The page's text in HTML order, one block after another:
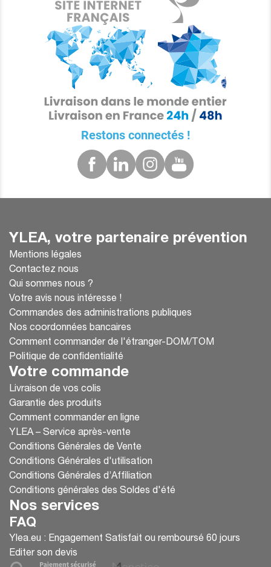
Restons connectés !
YLEA, votre partenaire prévention
Mentions légales
Contactez nous
Qui sommes nous ?
Votre avis nous intéresse !
Commandes des administrations publiques
Nos coordonnées bancaires
Comment commander de l'étranger-DOM/TOM
Politique de confidentialité
Votre commande
Livraison de vos colis
Garantie des produits
Comment commander en ligne
YLEA – Service après-vente
Conditions Générales de Vente
Conditions Générales d'utilisation
Conditions Générales d’Affiliation
Conditions générales des Soldes d'été
Nos services
FAQ
Ylea.eu : Engagement Satisfait ou remboursé 60 jours
Editer son devis